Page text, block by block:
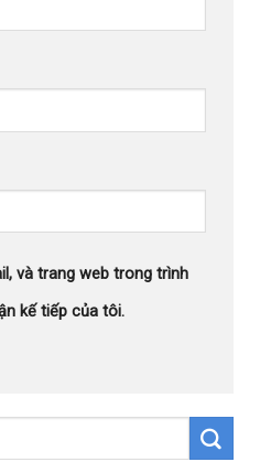
và trang web trong trình
kế tiếp của tôi.